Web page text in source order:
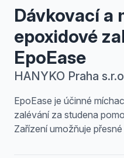
Dávkovací a
epoxidové
EpoEase
HANYKO Praha
EpoEase je účinné
zalévání za studena
Zařízení umožňuje